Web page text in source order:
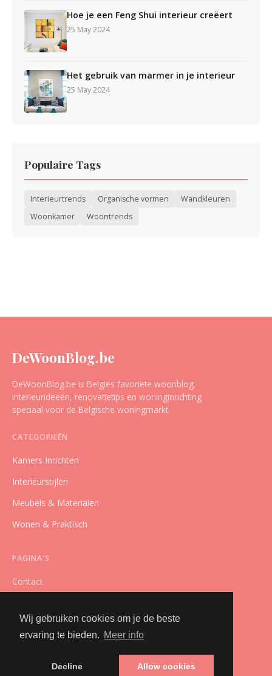
Wij gebruiken cookies om je de beste
ervaring te bieden. Meer info
Decline Allow cookies
Hoe je een Feng Shui interieur creëert
25 May 2024
Het gebruik van marmer in je interieur
25 May 2024
Populaire Tags
Interieurtrends Organische vormen
Wandkleuren
Woonkamer
Woontrends
DeWoonBlog.be
DeWoonBlog.be is Belgiës favoriete woonblog.
Interieurideeën, renovatietips en woninginrichting
speciaal voor de Belgische woningmarkt.
CATEGORIEËN
Kamers Inrichten
Interieurstijlen
Meubels & Materialen
Wonen & Praktisch
PAGINA'S
Contact
Algemene Voorwaarden